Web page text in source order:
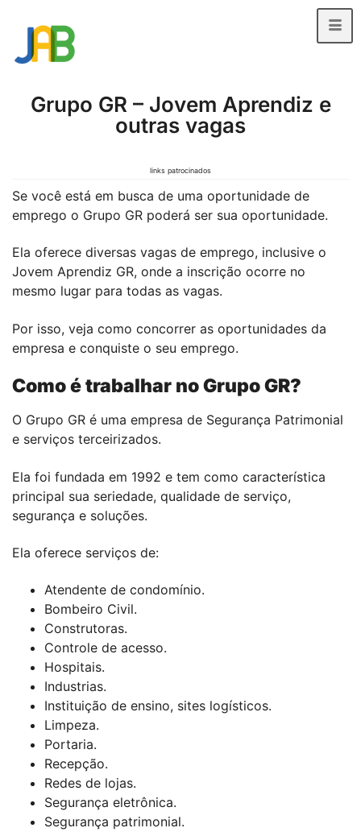
Grupo GR – Jovem Aprendiz e
outras vagas
links patrocinados
Se você está em busca de uma oportunidade de
emprego o Grupo GR poderá ser sua oportunidade.
Ela oferece diversas vagas de emprego, inclusive o
Jovem Aprendiz GR, onde a inscrição ocorre no
mesmo lugar para todas as vagas.
Por isso, veja como concorrer as oportunidades da
empresa e conquiste o seu emprego.
Como é trabalhar no Grupo GR?
O Grupo GR é uma empresa de Segurança Patrimonial
e serviços terceirizados.
Ela foi fundada em 1992 e tem como característica
principal sua seriedade, qualidade de serviço,
segurança e soluções.
Ela oferece serviços de:
Atendente de condomínio.
Bombeiro Civil.
Construtoras.
Controle de acesso.
Hospitais.
Industrias.
Instituição de ensino, sites logísticos.
Limpeza.
Portaria.
Recepção.
Redes de lojas.
Segurança eletrônica.
Segurança patrimonial.